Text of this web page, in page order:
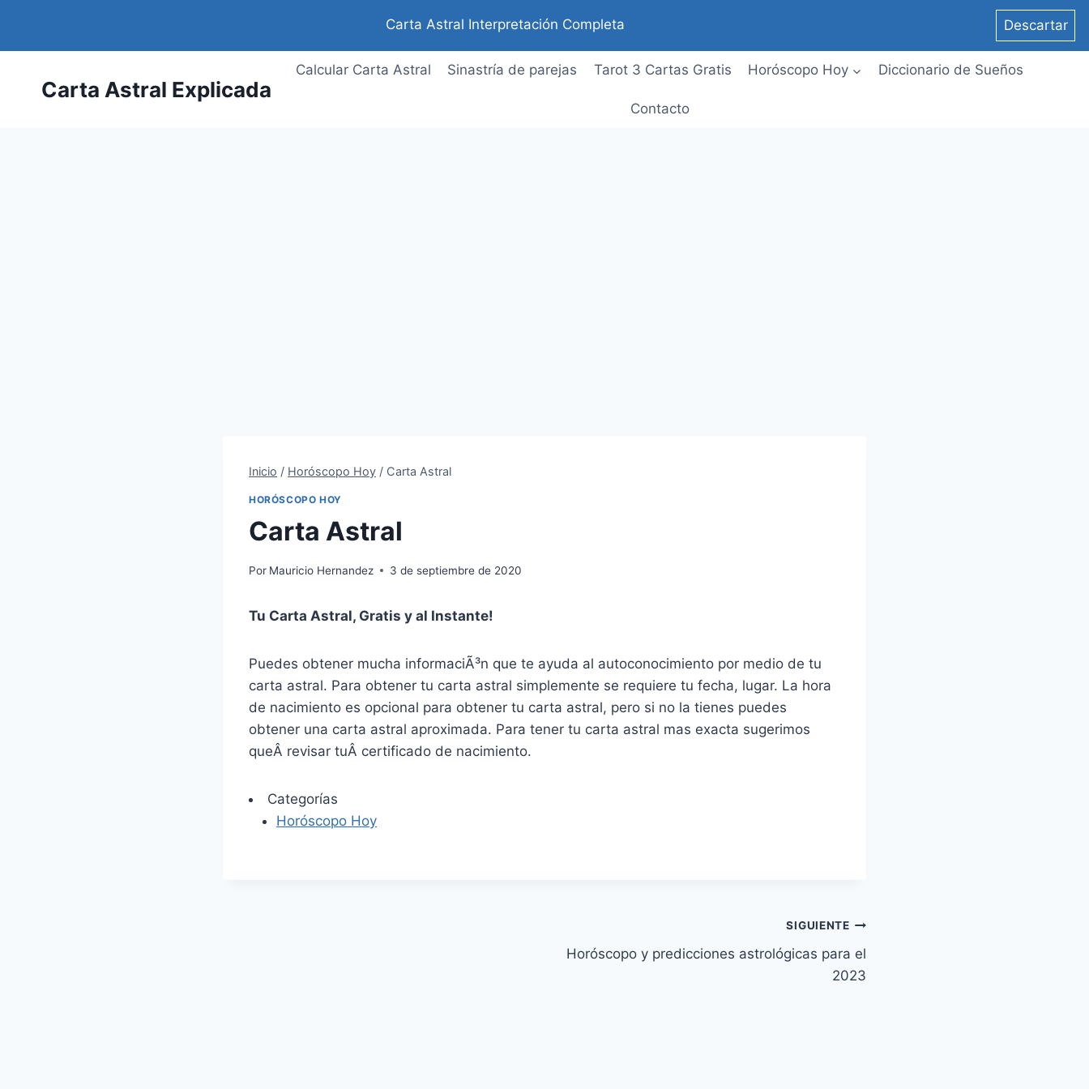
contenido
Carta Astral Interpretación Completa Descartar
Carta Astral Explicada
Calcular Carta Astral Sinastría de parejas Tarot 3 Cartas Gratis Horóscopo Hoy Diccionario de Sueños
Contacto
Inicio / Horóscopo Hoy / Carta Astral
HORÓSCOPO HOY
Carta Astral
Por Mauricio Hernandez 3 de septiembre de 2020
Tu Carta Astral, Gratis y al Instante!
Puedes obtener mucha informaciÃ³n que te ayuda al autoconocimiento por medio de tu
carta astral. Para obtener tu carta astral simplemente se requiere tu fecha, lugar. La hora
de nacimiento es opcional para obtener tu carta astral, pero si no la tienes puedes
obtener una carta astral aproximada. Para tener tu carta astral mas exacta sugerimos
queÂ revisar tuÂ certificado de nacimiento.
Categorías
Horóscopo Hoy
SIGUIENTE
Horóscopo y predicciones astrológicas para el
2023